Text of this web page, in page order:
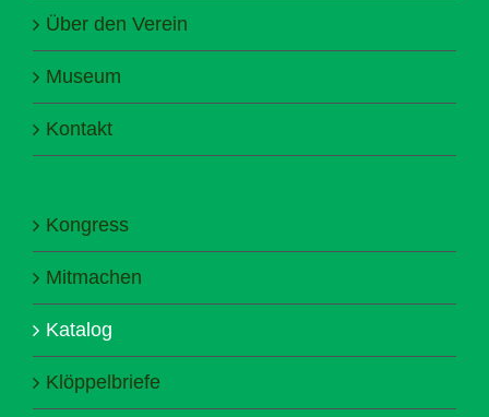
Über den Verein
Museum
Kontakt
Kongress
Mitmachen
Katalog
Klöppelbriefe